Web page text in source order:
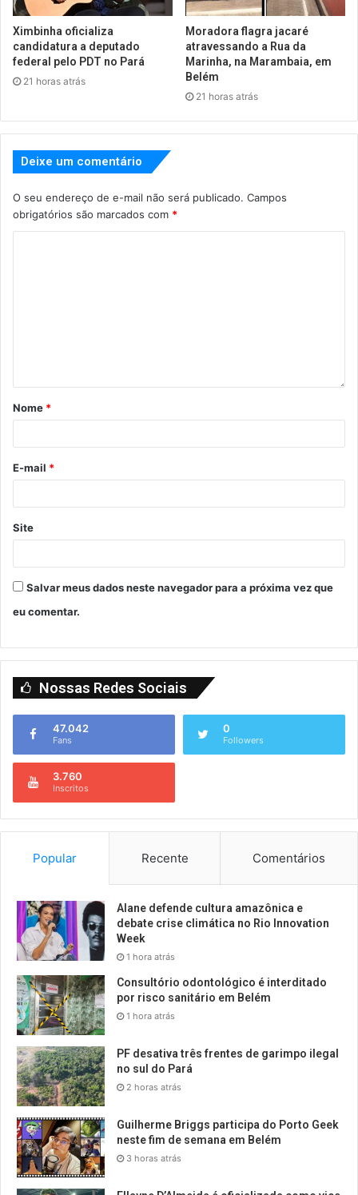
Ximbinha oficializa
candidatura a deputado
federal pelo PDT no Pará
21 horas atrás
Moradora flagra jacaré
atravessando a Rua da
Marinha, na Marambaia, em
Belém
21 horas atrás
Deixe um comentário
O seu endereço de e-mail não será publicado. Campos
obrigatórios são marcados com *
Nome *
E-mail *
Site
Salvar meus dados neste navegador para a próxima vez que
eu comentar.
Nossas Redes Sociais
47.042
Fans
0
Followers
3.760
Inscritos
Popular Recente Comentários
Alane defende cultura amazônica e
debate crise climática no Rio Innovation
Week
1 hora atrás
Consultório odontológico é interditado
por risco sanitário em Belém
1 hora atrás
PF desativa três frentes de garimpo ilegal
no sul do Pará
2 horas atrás
Guilherme Briggs participa do Porto Geek
neste fim de semana em Belém
3 horas atrás